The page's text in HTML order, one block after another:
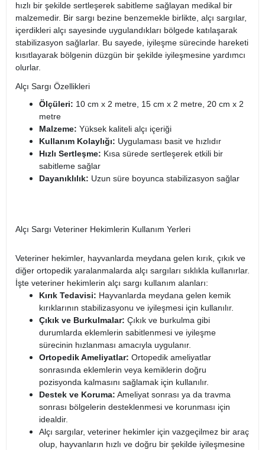
hızlı bir şekilde sertleşerek sabitleme sağlayan medikal bir
malzemedir. Bir sargı bezine benzemekle birlikte, alçı sargılar,
içerdikleri alçı sayesinde uygulandıkları bölgede katılaşarak
stabilizasyon sağlarlar. Bu sayede, iyileşme sürecinde hareketi
kısıtlayarak bölgenin düzgün bir şekilde iyileşmesine yardımcı
olurlar.
Alçı Sargı Özellikleri
Ölçüleri: 10 cm x 2 metre, 15 cm x 2 metre, 20 cm x 2
metre
Malzeme: Yüksek kaliteli alçı içeriği
Kullanım Kolaylığı: Uygulaması basit ve hızlıdır
Hızlı Sertleşme: Kısa sürede sertleşerek etkili bir
sabitleme sağlar
Dayanıklılık: Uzun süre boyunca stabilizasyon sağlar
Alçı Sargı Veteriner Hekimlerin Kullanım Yerleri
Veteriner hekimler, hayvanlarda meydana gelen kırık, çıkık ve
diğer ortopedik yaralanmalarda alçı sargıları sıklıkla kullanırlar.
İşte veteriner hekimlerin alçı sargı kullanım alanları:
Kırık Tedavisi: Hayvanlarda meydana gelen kemik
kırıklarının stabilizasyonu ve iyileşmesi için kullanılır.
Çıkık ve Burkulmalar: Çıkık ve burkulma gibi
durumlarda eklemlerin sabitlenmesi ve iyileşme
sürecinin hızlanması amacıyla uygulanır.
Ortopedik Ameliyatlar: Ortopedik ameliyatlar
sonrasında eklemlerin veya kemiklerin doğru
pozisyonda kalmasını sağlamak için kullanılır.
Destek ve Koruma: Ameliyat sonrası ya da travma
sonrası bölgelerin desteklenmesi ve korunması için
idealdir.
Alçı sargılar, veteriner hekimler için vazgeçilmez bir araç
olup, hayvanların hızlı ve doğru bir şekilde iyileşmesine